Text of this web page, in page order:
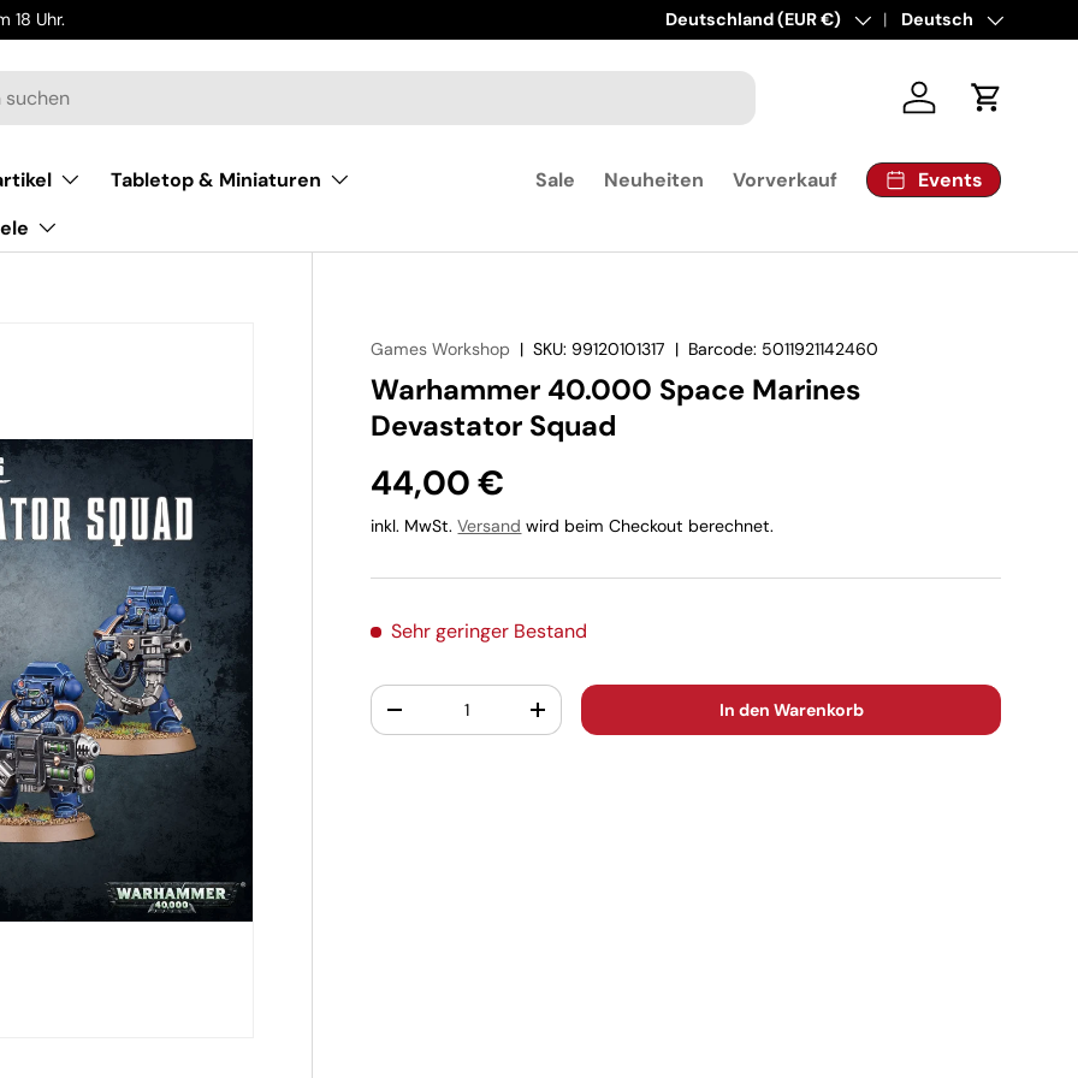
18 Uhr. Land/Region
Deutschland (EUR €) SpracheDeutsch
Einloggen
Tabletop & Miniaturen
Sale Neuheiten Vorverkauf Events
Games Workshop |SKU: 99120101317 | Barcode: 5011921142460
Warhammer 40.000 Space Marines
Devastator Squad
44,00 €
inkl. MwSt.Versand wird beim Checkout berechnet.
Sehr geringer Bestand
Anzahl
-
+ In den Warenkorb